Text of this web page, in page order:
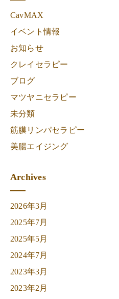
CavMAX
イベント情報
お知らせ
クレイセラピー
ブログ
マツヤニセラピー
未分類
筋膜リンパセラピー
美腸エイジング
Archives
2026年3月
2025年7月
2025年5月
2024年7月
2023年3月
2023年2月